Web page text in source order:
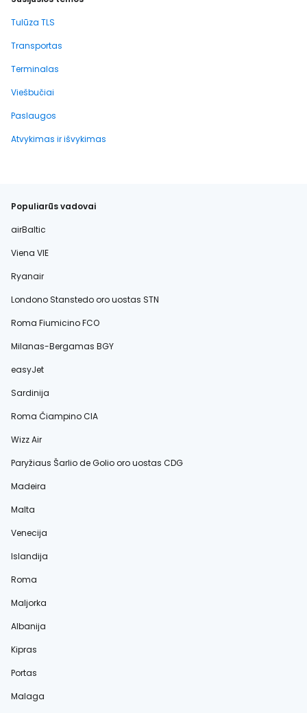
Tulūza TLS
Transportas
Terminalas
Viešbučiai
Paslaugos
Atvykimas ir išvykimas
Populiarūs vadovai
airBaltic
Viena VIE
Ryanair
Londono Stanstedo oro uostas STN
Roma Fiumicino FCO
Milanas-Bergamas BGY
easyJet
Sardinija
Roma Čiampino CIA
Wizz Air
Paryžiaus Šarlio de Golio oro uostas CDG
Madeira
Malta
Venecija
Islandija
Roma
Maljorka
Albanija
Kipras
Portas
Malaga